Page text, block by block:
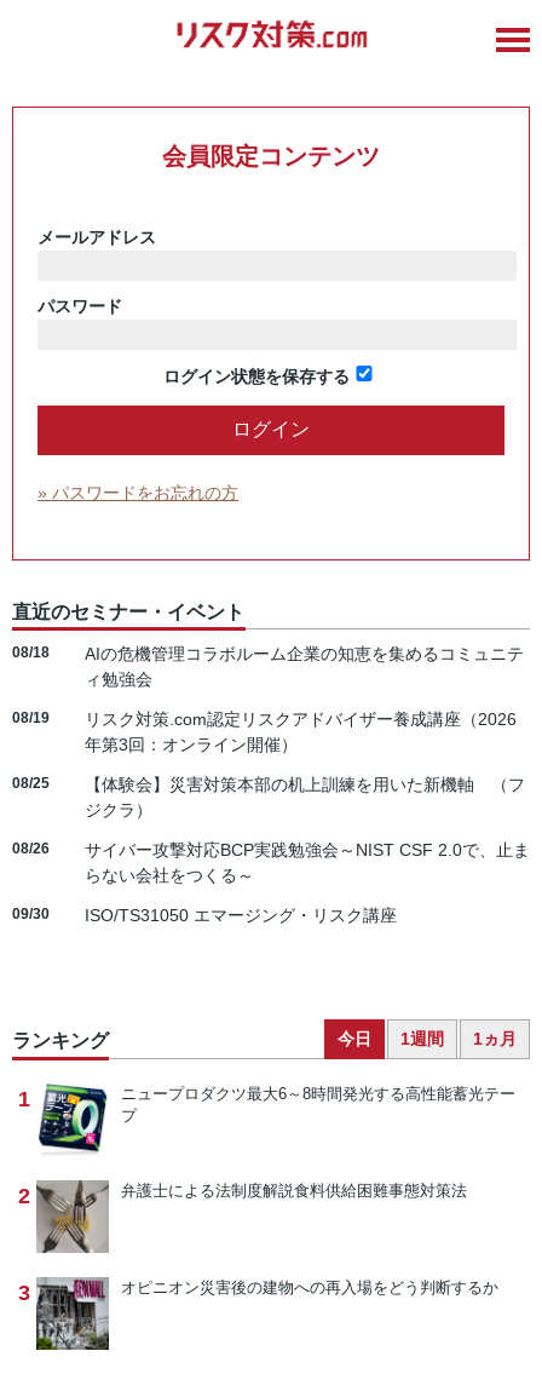
会員限定コンテンツ
メールアドレス
パスワード
ログイン状態を保存する
» パスワードをお忘れの方
直近のセミナー・イベント
08/18
AIの危機管理コラボルーム企業の知恵を集めるコミュニテ
ィ勉強会
08/19
リスク対策.com認定リスクアドバイザー養成講座（2026
年第3回：オンライン開催）
08/25
【体験会】災害対策本部の机上訓練を用いた新機軸 （フ
ジクラ）
08/26
サイバー攻撃対応BCP実践勉強会～NIST CSF 2.0で、止ま
らない会社をつくる～
09/30 ISO/TS31050 エマージング・リスク講座
ランキング 今日 1週間 1ヵ月
1 ニュープロダクツ最大6～8時間発光する高性能蓄光テー
プ
2 弁護士による法制度解説食料供給困難事態対策法
3 オピニオン災害後の建物への再入場をどう判断するか